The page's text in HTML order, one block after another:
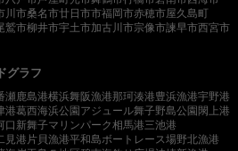
川市桑名市廿日市市福岡市赤穂市屋久島町
鷲市柳井市宇土市加古川市宗像市諫早市西宮市
グラフ
瀬鹿島港横浜舞阪漁港那珂湊港豊浜漁港宇野港
港葛西海浜公園 アジュール舞子野島公園 閖上港
口 新舞子マリンパーク相馬港三池港
見港 片貝漁港平和島ボートレース場野北漁港